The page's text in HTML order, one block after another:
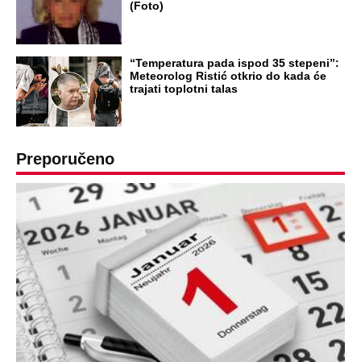
RAJ!
Žene u Srbiji su poludele za njima,
koštaju 100 evra, a neke i 2.000 dinara!